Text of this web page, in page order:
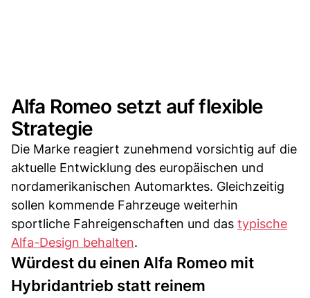
Alfa Romeo setzt auf flexible
Strategie
Die Marke reagiert zunehmend vorsichtig auf die
aktuelle Entwicklung des europäischen und
nordamerikanischen Automarktes. Gleichzeitig
sollen kommende Fahrzeuge weiterhin
sportliche Fahreigenschaften und das typische
Alfa-Design behalten.
Würdest du einen Alfa Romeo mit
Hybridantrieb statt reinem